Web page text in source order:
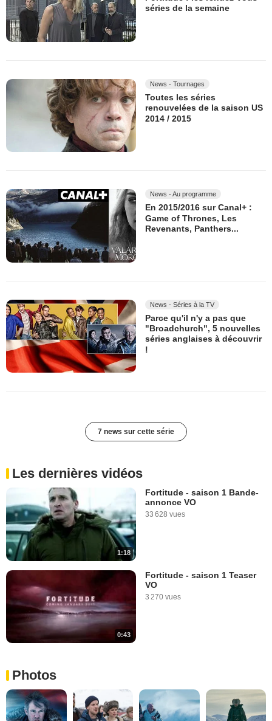
séries de la semaine
News - Tournages
Toutes les séries
renouvelées de la saison US
2014 / 2015
News - Au programme
En 2015/2016 sur Canal+ :
Game of Thrones, Les
Revenants, Panthers...
News - Séries à la TV
Parce qu'il n'y a pas que
"Broadchurch", 5 nouvelles
séries anglaises à découvrir
!
7 news sur cette série
Les dernières vidéos
1:18
Fortitude - saison 1 Bande-
annonce VO
33 628 vues
0:43
Fortitude - saison 1 Teaser
VO
3 270 vues
Photos